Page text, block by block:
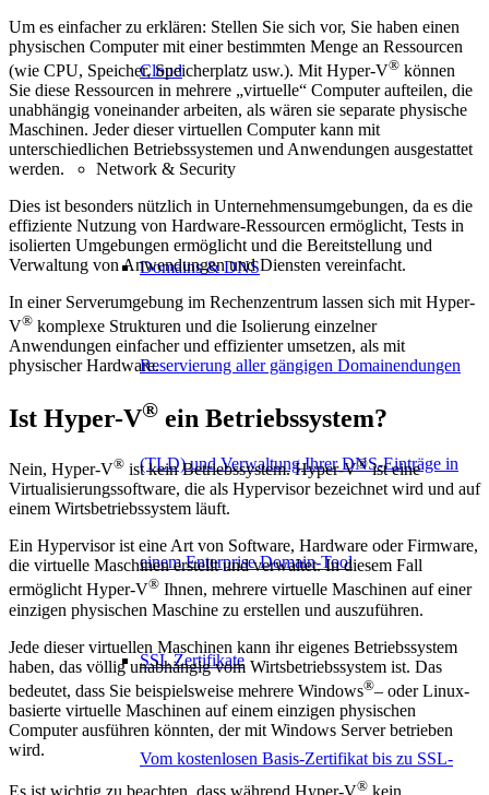
Cloud
Network & Security
Domains & DNS
Reservierung aller gängigen Domainendungen
(TLD) und Verwaltung Ihrer DNS-Einträge in
einem Enterprise Domain-Tool
SSL Zertifikate
Vom kostenlosen Basis-Zertifikat bis zu SSL-
Um es einfacher zu erklären: Stellen Sie sich vor, Sie haben einen
physischen Computer mit einer bestimmten Menge an Ressourcen
(wie CPU, Speicher, Speicherplatz usw.). Mit Hyper-V® können
Sie diese Ressourcen in mehrere „virtuelle“ Computer aufteilen, die
unabhängig voneinander arbeiten, als wären sie separate physische
Maschinen. Jeder dieser virtuellen Computer kann mit
unterschiedlichen Betriebssystemen und Anwendungen ausgestattet
werden.
Dies ist besonders nützlich in Unternehmensumgebungen, da es die
effiziente Nutzung von Hardware-Ressourcen ermöglicht, Tests in
isolierten Umgebungen ermöglicht und die Bereitstellung und
Verwaltung von Anwendungen und Diensten vereinfacht.
In einer Serverumgebung im Rechenzentrum lassen sich mit Hyper-
V® komplexe Strukturen und die Isolierung einzelner
Anwendungen einfacher und effizienter umsetzen, als mit
physischer Hardware.
Ist Hyper-V® ein Betriebssystem?
Nein, Hyper-V® ist kein Betriebssystem. Hyper-V®ist eine
Virtualisierungssoftware, die als Hypervisor bezeichnet wird und auf
einem Wirtsbetriebssystem läuft.
Ein Hypervisor ist eine Art von Software, Hardware oder Firmware,
die virtuelle Maschinen erstellt und verwaltet. In diesem Fall
ermöglicht Hyper-V® Ihnen, mehrere virtuelle Maschinen auf einer
einzigen physischen Maschine zu erstellen und auszuführen.
Jede dieser virtuellen Maschinen kann ihr eigenes Betriebssystem
haben, das völlig unabhängig vom Wirtsbetriebssystem ist. Das
bedeutet, dass Sie beispielsweise mehrere Windows®– oder Linux-
basierte virtuelle Maschinen auf einem einzigen physischen
Computer ausführen könnten, der mit Windows Server betrieben
wird.
®